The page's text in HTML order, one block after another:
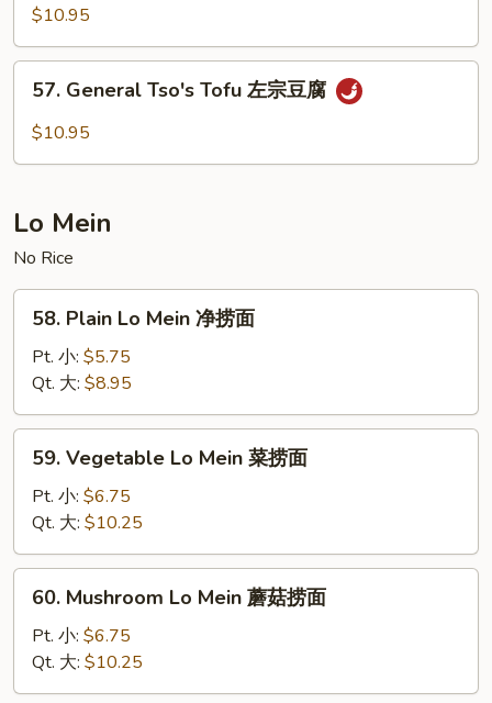
兰
Tofu
芝
麻
$10.95
General
Tso's
豆
腐
57. General Tso's Tofu 左宗豆腐
$10.95
Lo Mein
No Rice
Plain
Mein
净
捞
58. Plain Lo Mein 净捞面
Pt. 小: $5.75
Qt. 大: $8.95
Vegetable
Mein
菜
捞
59. Vegetable Lo Mein 菜捞面
Pt. 小: $6.75
Qt. 大: $10.25
Mushroom
Mein
蘑
60. Mushroom Lo Mein 蘑菇捞面
Pt. 小: $6.75
Qt. 大: $10.25